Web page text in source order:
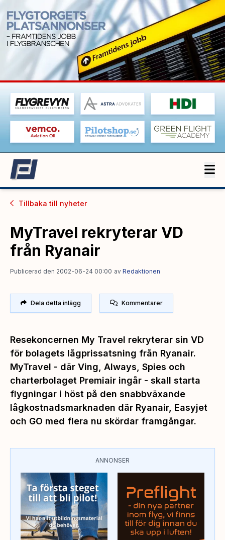
Tillbaka till nyheter
MyTravel rekryterar VD
från Ryanair
Publicerad den 2002-06-24 00:00 av Redaktionen
Dela detta inlägg Kommentarer
Resekoncernen My Travel rekryterar sin VD
för bolagets lågprissatsning från Ryanair.
MyTravel - där Ving, Always, Spies och
charterbolaget Premiair ingår - skall starta
flygningar i höst på den snabbväxande
lågkostnadsmarknaden där Ryanair, Easyjet
och GO med flera nu skördar framgångar.
ANNONSER